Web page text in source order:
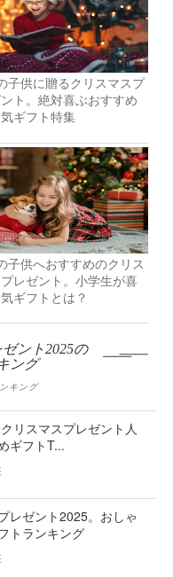
子供に贈るクリスマスプ
ト。絶対喜ぶおすすめ
ギフト特集
子供へおすすめのクリス
レゼント。小学生が喜
ギフトとは？
ント2025の
ング
キング
リスマスプレゼント人
ギフトT...
レゼント2025。おしゃ
トランキング